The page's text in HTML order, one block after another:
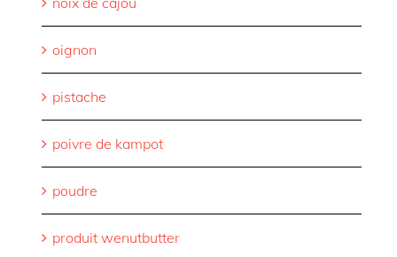
oignon
pistache
poivre de kampot
poudre
produit wenutbutter